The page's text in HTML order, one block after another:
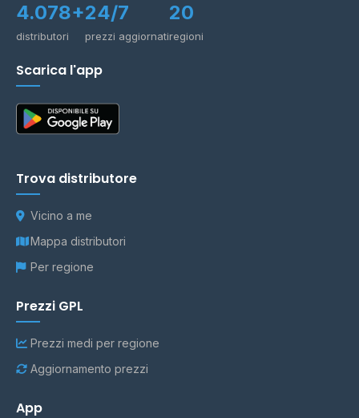
4.078+
distributori
24/7
prezzi aggiornati
20
regioni
Scarica l'app
Trova distributore
Vicino a me
Mappa distributori
Per regione
Prezzi GPL
Prezzi medi per regione
Aggiornamento prezzi
App